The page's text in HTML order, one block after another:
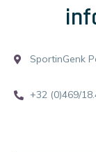
SportinGenk
+32 (0)469/